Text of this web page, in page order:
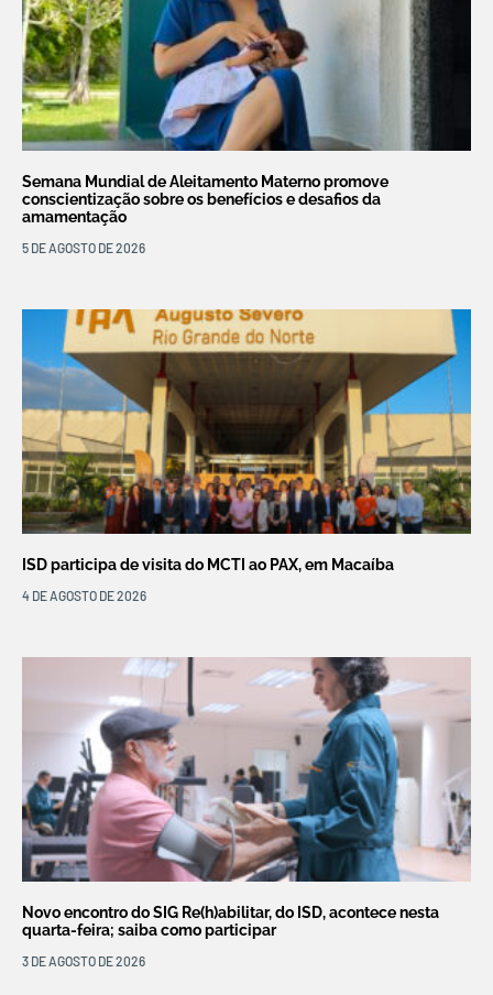
Semana Mundial de Aleitamento Materno promove
conscientização sobre os benefícios e desafios da
amamentação
5 DE AGOSTO DE 2026
ISD participa de visita do MCTI ao PAX, em Macaíba
4 DE AGOSTO DE 2026
Novo encontro do SIG Re(h)abilitar, do ISD, acontece nesta
quarta-feira; saiba como participar
3 DE AGOSTO DE 2026